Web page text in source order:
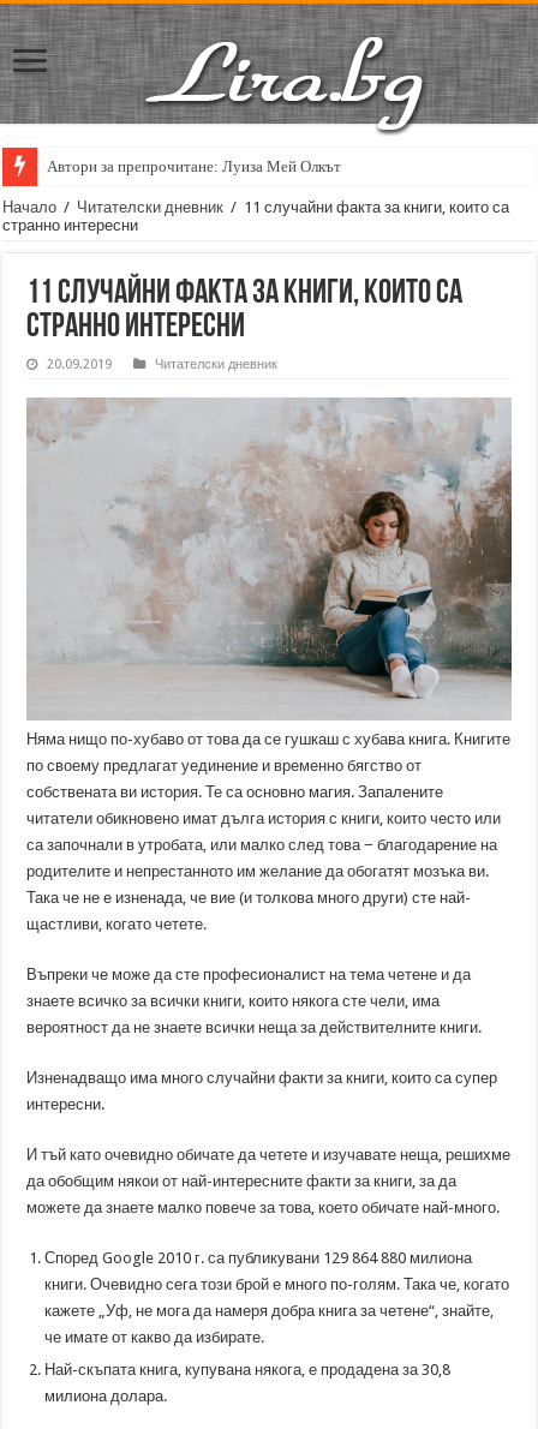
Автори за препрочитане: Луиза Мей Олкът
Начало / Читателски дневник / 11 случайни факта за книги, които са
странно интересни
11 случайни факта за книги, които са
странно интересни
20.09.2019 Читателски дневник
Няма нищо по-хубаво от това да се гушкаш с хубава книга. Книгите
по своему предлагат уединение и временно бягство от
собствената ви история. Те са основно магия. Запалените
читатели обикновено имат дълга история с книги, които често или
са започнали в утробата, или малко след това − благодарение на
родителите и непрестанното им желание да обогатят мозъка ви.
Така че не е изненада, че вие ​​(и толкова много други) сте най-
щастливи, когато четете.
Въпреки че може да сте професионалист на тема четене и да
знаете всичко за всички книги, които някога сте чели, има
вероятност да не знаете всички неща за действителните книги.
Изненадващо има много случайни факти за книги, които са супер
интересни.
И тъй като очевидно обичате да четете и изучавате неща, решихме
да обобщим някои от най-интересните факти за книги, за да
можете да знаете малко повече за това, което обичате най-много.
Според Google 2010 г. са публикувани 129 864 880 милиона
книги. Очевидно сега този брой е много по-голям. Така че, когато
кажете „Уф, не мога да намеря добра книга за четене“, знайте,
че имате от какво да избирате.
Най-скъпата книга, купувана някога, е продадена за 30,8
милиона долара.